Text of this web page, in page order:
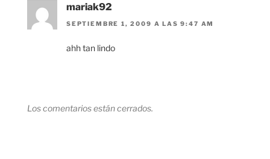
mariak92
SEPTIEMBRE 1, 2009 A LAS 9:47 AM
ahh tan lindo
Los comentarios están cerrados.